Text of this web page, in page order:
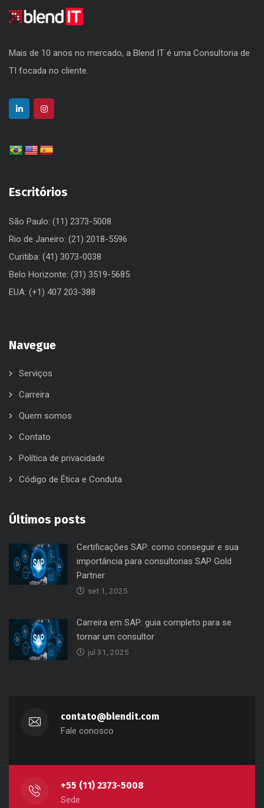
Mais de 10 anos no mercado, a Blend IT é uma Consultoria de
TI focada no cliente.
Escritórios
São Paulo: (11) 2373-5008
Rio de Janeiro: (21) 2018-5596
Curitiba: (41) 3073-0038
Belo Horizonte: (31) 3519-5685
EUA: (+1) 407 203-388
Navegue
Serviços
Carreira
Quem somos
Contato
Política de privacidade
Código de Ética e Conduta
Últimos posts
Certificações SAP: como conseguir e sua
importância para consultorias SAP Gold
Partner
set 1, 2025
Carreira em SAP: guia completo para se
tornar um consultor
jul 31, 2025
contato@blendit.com
Fale conosco
+55 (11) 2373-5008
Sede